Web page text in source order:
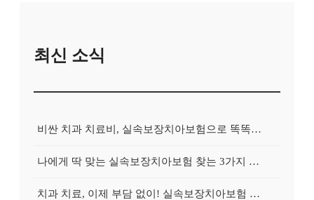
최신 소식
비싼 치과 치료비, 실속보장치아보험으로 똑똑하게 대비하는 방법
나에게 딱 맞는 실속보장치아보험 찾는 3가지 핵심 질문
치과 치료, 이제 부담 없이! 실속보장치아보험 가입 전략